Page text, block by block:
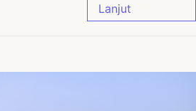
Lanjut